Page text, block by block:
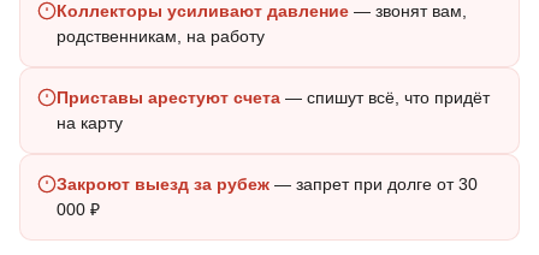
Коллекторы усиливают давление — звонят вам,
родственникам, на работу
Приставы арестуют счета — спишут всё, что придёт
на карту
Закроют выезд за рубеж — запрет при долге от 30
000 ₽